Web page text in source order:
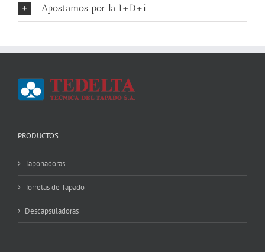
Apostamos por la I+D+i
PRODUCTOS
Taponadoras
Torretas de Tapado
Descapsuladoras